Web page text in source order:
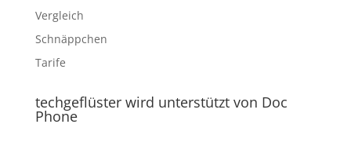
Vergleich
Schnäppchen
Tarife
techgeflüster wird unterstützt von Doc
Phone